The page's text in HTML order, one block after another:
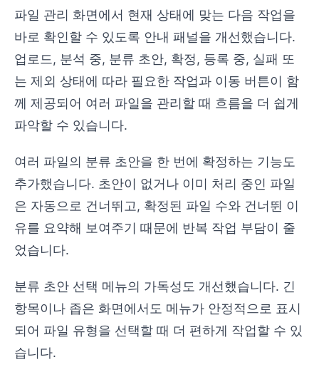
파일 관리 화면에서 현재 상태에 맞는 다음 작업을
바로 확인할 수 있도록 안내 패널을 개선했습니다.
업로드, 분석 중, 분류 초안, 확정, 등록 중, 실패 또
는 제외 상태에 따라 필요한 작업과 이동 버튼이 함
께 제공되어 여러 파일을 관리할 때 흐름을 더 쉽게
파악할 수 있습니다.
여러 파일의 분류 초안을 한 번에 확정하는 기능도
추가했습니다. 초안이 없거나 이미 처리 중인 파일
은 자동으로 건너뛰고, 확정된 파일 수와 건너뛴 이
유를 요약해 보여주기 때문에 반복 작업 부담이 줄
었습니다.
분류 초안 선택 메뉴의 가독성도 개선했습니다. 긴
항목이나 좁은 화면에서도 메뉴가 안정적으로 표시
되어 파일 유형을 선택할 때 더 편하게 작업할 수 있
습니다.